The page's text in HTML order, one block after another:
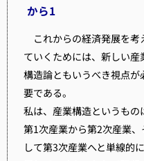
から1
これからの経済発展を考
ていくためには、新しい産
構造論ともいうべき視点が
要である。
私は、産業構造というもの
第1次産業から第2次産業、
して第3次産業へと単線的